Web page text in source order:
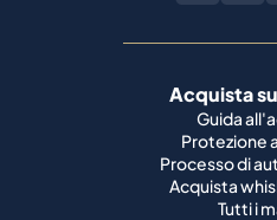
Acquista
Guida
Protezione
Processo di
Acquista
Tutti i